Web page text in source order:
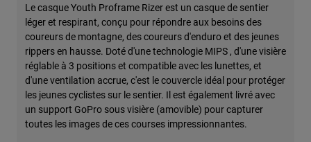
Le casque Youth Proframe Rizer est un casque de sentier
léger et respirant, conçu pour répondre aux besoins des
coureurs de montagne, des coureurs d'enduro et des jeunes
rippers en hausse. Doté d'une technologie MIPS , d'une visière
réglable à 3 positions et compatible avec les lunettes, et
d'une ventilation accrue, c'est le couvercle idéal pour protéger
les jeunes cyclistes sur le sentier. Il est également livré avec
un support GoPro sous visière (amovible) pour capturer
toutes les images de ces courses impressionnantes.